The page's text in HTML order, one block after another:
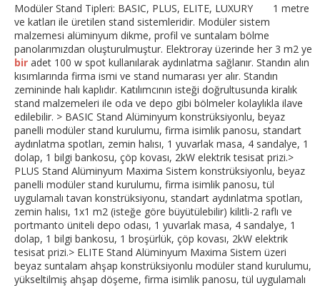
Modüler Stand Tipleri: BASIC, PLUS, ELITE, LUXURY 1 metre
ve katları ile üretilen stand sistemleridir. Modüler sistem
malzemesi alüminyum dikme, profil ve suntalam bölme
panolarımızdan oluşturulmuştur. Elektroray üzerinde her 3 m2 ye
bir adet 100 w spot kullanılarak aydınlatma sağlanır. Standın alın
kısımlarında firma ismi ve stand numarası yer alır. Standın
zemininde halı kaplıdır. Katılımcının isteği doğrultusunda kiralık
stand malzemeleri ile oda ve depo gibi bölmeler kolaylıkla ilave
edilebilir. > BASIC Stand Alüminyum konstrüksiyonlu, beyaz
panelli modüler stand kurulumu, firma isimlik panosu, standart
aydınlatma spotları, zemin halısı, 1 yuvarlak masa, 4 sandalye, 1
dolap, 1 bilgi bankosu, çöp kovası, 2kW elektrik tesisat prizi.>
PLUS Stand Alüminyum Maxima Sistem konstrüksiyonlu, beyaz
panelli modüler stand kurulumu, firma isimlik panosu, tül
uygulamalı tavan konstrüksiyonu, standart aydınlatma spotları,
zemin halısı, 1x1 m2 (isteğe göre büyütülebilir) kilitli-2 raflı ve
portmanto üniteli depo odası, 1 yuvarlak masa, 4 sandalye, 1
dolap, 1 bilgi bankosu, 1 broşürlük, çöp kovası, 2kW elektrik
tesisat prizi.> ELITE Stand Alüminyum Maxima Sistem üzeri
beyaz suntalam ahşap konstrüksiyonlu modüler stand kurulumu,
yükseltilmiş ahşap döşeme, firma isimlik panosu, tül uygulamalı